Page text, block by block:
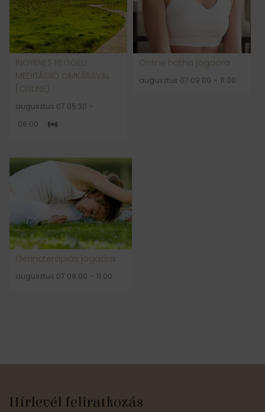
INGYENES REGGELI
MEDITÁCIÓ OMKĀRÁVAL
(ONLINE)
augusztus 07 05:30 -
06:00
Online hatha jógaóra
augusztus 07 09:00 - 11:00
Gerincterápiás jógaóra
augusztus 07 09:00 - 11:00
Hírlevél feliratkozás